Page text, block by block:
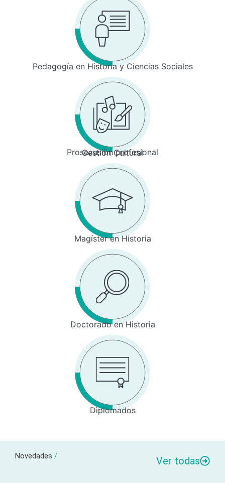
Pedagogía en Historia y Ciencias Sociales
Prosecusión profesional
Gestión Cultural
Magíster en Historia
Doctorado en Historia
Diplomados
Novedades / Ver todas